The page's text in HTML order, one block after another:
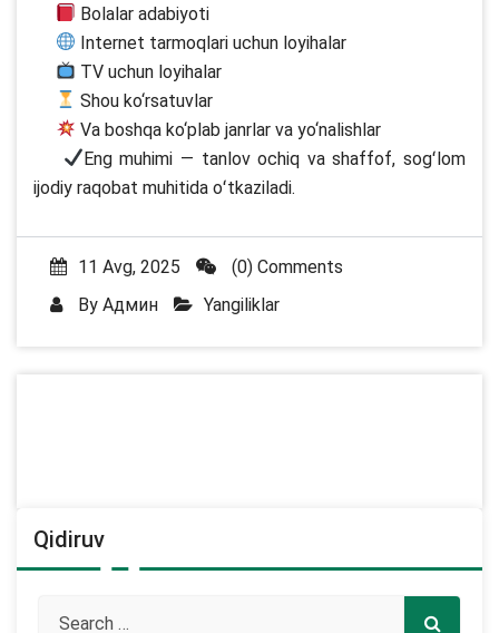
Bolalar adabiyoti
Internet tarmoqlari uchun loyihalar
TV uchun loyihalar
Shou ko‘rsatuvlar
Va boshqa ko‘plab janrlar va yo‘nalishlar
Eng muhimi — tanlov ochiq va shaffof, sogʻlom
ijodiy raqobat muhitida oʻtkaziladi.
11 Avg, 2025
(0) Comments
By Админ Yangiliklar
Qidiruv